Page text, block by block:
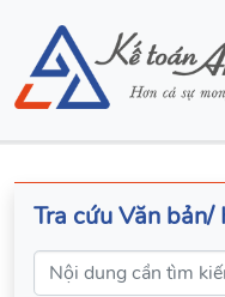
Tra cứu Văn bản/